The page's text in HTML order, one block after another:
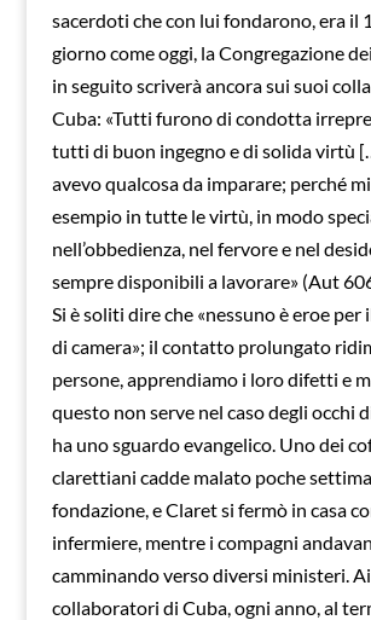
sacerdoti che con lui fondarono, era il
giorno come oggi, la Congregazione
in seguito scriverà ancora sui suoi
Cuba: «Tutti furono di condotta
tutti di buon ingegno e di solida virtù
avevo qualcosa da imparare; perché
esempio in tutte le virtù, in modo
nell’obbedienza, nel fervore e nel
sempre disponibili a lavorare» (Aut
Si è soliti dire che «nessuno è eroe
di camera»; il contatto prolungato
persone, apprendiamo i loro difetti e
questo non serve nel caso degli occhi
ha uno sguardo evangelico. Uno dei
clarettiani cadde malato poche
fondazione, e Claret si fermò in casa
infermiere, mentre i compagni
camminando verso diversi ministeri.
collaboratori di Cuba, ogni anno, al